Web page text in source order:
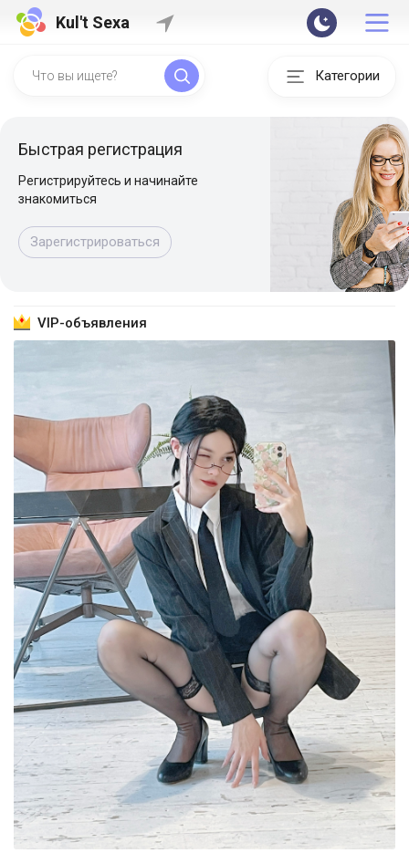
Kul't Sexa
Категории
Быстрая регистрация
Регистрируйтесь и начинайте
знакомиться
Зарегистрироваться
VIP-объявления